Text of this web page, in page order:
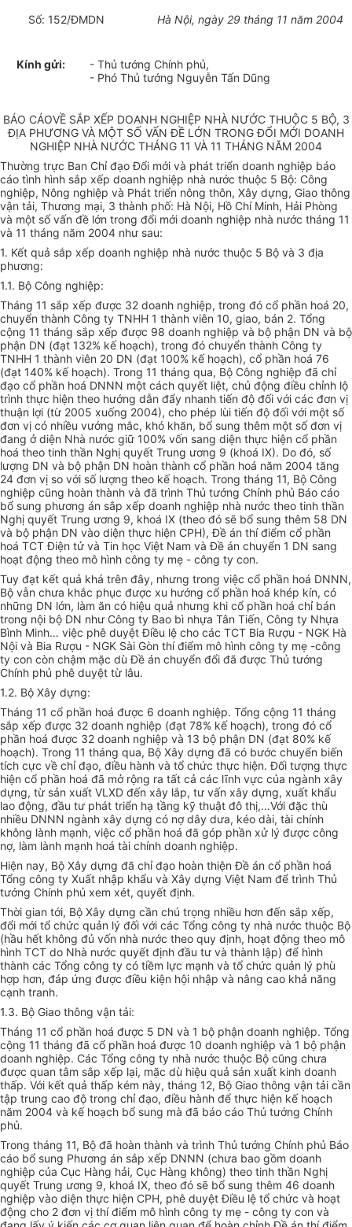
Số: 152/ĐMDN Hà Nội, ngày 29 tháng 11 năm 2004
Kính gửi:
- Thủ tướng Chính phủ,
- Phó Thủ tướng Nguyễn Tấn Dũng
BÁO CÁOVỀ SẮP XẾP DOANH NGHIỆP NHÀ NƯỚC THUỘC 5 BỘ, 3
ĐỊA PHƯƠNG VÀ MỘT SỐ VẤN ĐỀ LỚN TRONG ĐỔI MỚI DOANH
NGHIỆP NHÀ NƯỚC THÁNG 11 VÀ 11 THÁNG NĂM 2004
Thường trực Ban Chỉ đạo Đổi mới và phát triển doanh nghiệp báo
cáo tình hình sắp xếp doanh nghiệp nhà nước thuộc 5 Bộ: Công
nghiệp, Nông nghiệp và Phát triển nông thôn, Xây dựng, Giao thông
vận tải, Thương mại, 3 thành phố: Hà Nội, Hồ Chí Minh, Hải Phòng
và một số vấn đề lớn trong đổi mới doanh nghiệp nhà nước tháng 11
và 11 tháng năm 2004 như sau:
1. Kết quả sắp xếp doanh nghiệp nhà nước thuộc 5 Bộ và 3 địa
phương:
1.1. Bộ Công nghiệp:
Tháng 11 sắp xếp được 32 doanh nghiệp, trong đó cổ phần hoá 20,
chuyển thành Công ty TNHH 1 thành viên 10, giao, bán 2. Tổng
cộng 11 tháng sắp xếp được 98 doanh nghiệp và bộ phận DN và bộ
phận DN (đạt 132% kế hoạch), trong đó chuyển thành Công ty
TNHH 1 thành viên 20 DN (đạt 100% kế hoạch), cổ phần hoá 76
(đạt 140% kế hoạch). Trong 11 tháng qua, Bộ Công nghiệp đã chỉ
đạo cổ phần hoá DNNN một cách quyết liệt, chủ động điều chỉnh lộ
trình thực hiện theo hướng dẫn đẩy nhanh tiến độ đối với các đơn vị
thuận lợi (từ 2005 xuống 2004), cho phép lùi tiến độ đối với một số
đơn vị có nhiều vướng mắc, khó khăn, bổ sung thêm một số đơn vị
đang ở diện Nhà nước giữ 100% vốn sang diện thực hiện cổ phần
hoá theo tinh thần Nghị quyết Trung ương 9 (khoá IX). Do đó, số
lượng DN và bộ phận DN hoàn thành cổ phần hoá năm 2004 tăng
24 đơn vị so với số lượng theo kế hoạch. Trong tháng 11, Bộ Công
nghiệp cũng hoàn thành và đã trình Thủ tướng Chính phủ Báo cáo
bổ sung phương án sắp xếp doanh nghiệp nhà nước theo tinh thần
Nghị quyết Trung ương 9, khoá IX (theo đó sẽ bổ sung thêm 58 DN
và bộ phận DN vào diện thực hiện CPH), Đề án thí điểm cổ phần
hoá TCT Điện tử và Tin học Việt Nam và Đề án chuyển 1 DN sang
hoạt động theo mô hình công ty mẹ - công ty con.
Tuy đạt kết quả khá trên đây, nhưng trong việc cổ phần hoá DNNN,
Bộ vẫn chưa khắc phục được xu hướng cổ phần hoá khép kín, có
những DN lớn, làm ăn có hiệu quả nhưng khi cổ phần hoá chỉ bán
trong nội bộ DN như Công ty Bao bì nhựa Tân Tiến, Công ty Nhựa
Bình Minh… việc phê duyệt Điều lệ cho các TCT Bia Rượu - NGK Hà
Nội và Bia Rượu - NGK Sài Gòn thí điểm mô hình công ty mẹ -công
ty con còn chậm mặc dù Đề án chuyển đổi đã được Thủ tướng
Chính phủ phê duyệt từ lâu.
1.2. Bộ Xây dựng:
Tháng 11 cổ phần hoá được 6 doanh nghiệp. Tổng cộng 11 tháng
sắp xếp được 32 doanh nghiệp (đạt 78% kế hoạch), trong đó cổ
phần hoá được 32 doanh nghiệp và 13 bộ phận DN (đạt 80% kế
hoạch). Trong 11 tháng qua, Bộ Xây dựng đã có bước chuyển biến
tích cực về chỉ đạo, điều hành và tổ chức thực hiện. Đối tượng thực
hiện cổ phần hoá đã mở rộng ra tất cả các lĩnh vực của ngành xây
dựng, từ sản xuất VLXD đến xây lắp, tư vấn xây dựng, xuất khẩu
lao động, đầu tư phát triển hạ tầng kỹ thuật đô thị,…Với đặc thù
nhiều DNNN ngành xây dựng có nợ dây dưa, kéo dài, tài chính
không lành mạnh, việc cổ phần hoá đã góp phần xử lý được công
nợ, làm lành mạnh hoá tài chính doanh nghiệp.
Hiện nay, Bộ Xây dựng đã chỉ đạo hoàn thiện Đề án cổ phần hoá
Tổng công ty Xuất nhập khẩu và Xây dựng Việt Nam để trình Thủ
tướng Chính phủ xem xét, quyết định.
Thời gian tới, Bộ Xây dựng cần chú trọng nhiều hơn đến sắp xếp,
đổi mới tổ chức quản lý đối với các Tổng công ty nhà nước thuộc Bộ
(hầu hết không đủ vốn nhà nước theo quy định, hoạt động theo mô
hình TCT do Nhà nước quyết định đầu tư và thành lập) để hình
thành các Tổng công ty có tiềm lực mạnh và tổ chức quản lý phù
hợp hơn, đáp ứng được điều kiện hội nhập và nâng cao khả năng
cạnh tranh.
1.3. Bộ Giao thông vận tải:
Tháng 11 cổ phần hoá được 5 DN và 1 bộ phận doanh nghiệp. Tổng
cộng 11 tháng đã cổ phần hoá được 10 doanh nghiệp và 1 bộ phận
doanh nghiệp. Các Tổng công ty nhà nước thuộc Bộ cũng chưa
được quan tâm sắp xếp lại, mặc dù hiệu quả sản xuất kinh doanh
thấp. Với kết quả thấp kém này, tháng 12, Bộ Giao thông vận tải cần
tập trung cao độ trong chỉ đạo, điều hành để thực hiện kế hoạch
năm 2004 và kế hoạch bổ sung mà đã báo cáo Thủ tướng Chính
phủ.
Trong tháng 11, Bộ đã hoàn thành và trình Thủ tướng Chính phủ Báo
cáo bổ sung Phương án sắp xếp DNNN (chưa bao gồm doanh
nghiệp của Cục Hàng hải, Cục Hàng không) theo tinh thần Nghị
quyết Trung ương 9, khoá IX, theo đó sẽ bổ sung thêm 46 doanh
nghiệp vào diện thực hiện CPH, phê duyệt Điều lệ tổ chức và hoạt
động cho 2 đơn vị thí điểm mô hình công ty mẹ - công ty con và